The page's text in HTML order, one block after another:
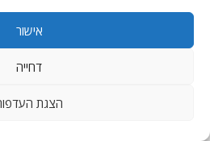
אישור
דחייה
הצגת
: AccessPress Lite